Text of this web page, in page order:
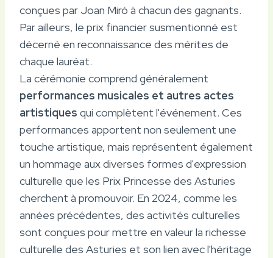
conçues par Joan Miró à chacun des gagnants.
Par ailleurs, le prix financier susmentionné est
décerné en reconnaissance des mérites de
chaque lauréat.
La cérémonie comprend généralement
performances musicales et autres actes
artistiques qui complètent l'événement. Ces
performances apportent non seulement une
touche artistique, mais représentent également
un hommage aux diverses formes d'expression
culturelle que les Prix Princesse des Asturies
cherchent à promouvoir. En 2024, comme les
années précédentes, des activités culturelles
sont conçues pour mettre en valeur la richesse
culturelle des Asturies et son lien avec l'héritage